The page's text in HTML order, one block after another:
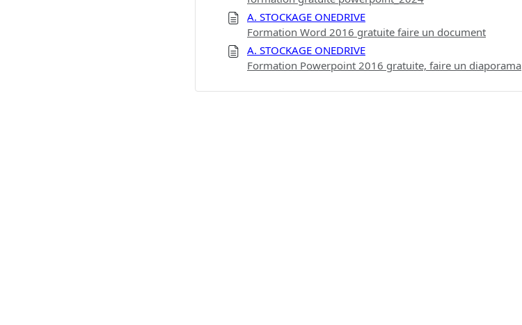
A. STOCKAGE ONEDRIVE
Formation Word 2016 gratuite faire un document
A. STOCKAGE ONEDRIVE
Formation Powerpoint 2016 gratuite, faire un diaporama